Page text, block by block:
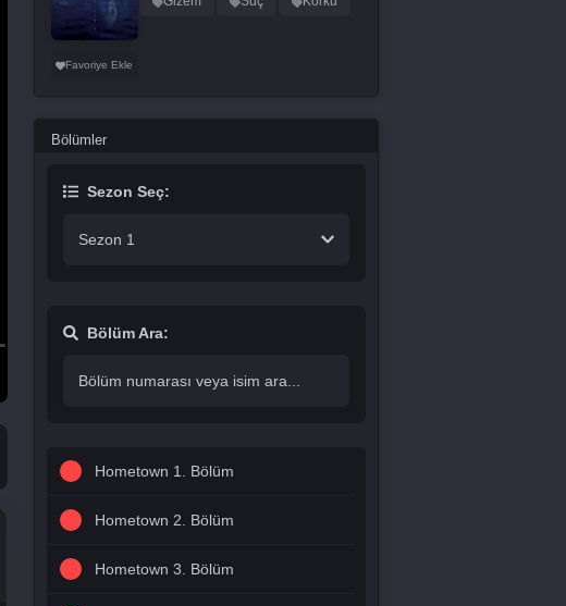
Favoriye Ekle
Bölümler
Sezon Seç:
Sezon 1
Bölüm Ara:
Hometown 1. Bölüm
Hometown 2. Bölüm
Hometown 3. Bölüm